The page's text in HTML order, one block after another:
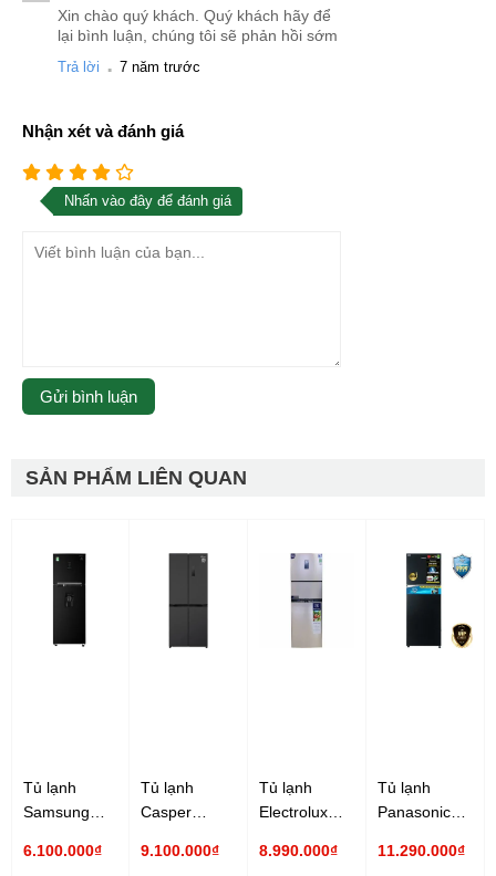
Xin chào quý khách. Quý khách hãy để
lại bình luận, chúng tôi sẽ phản hồi sớm
Trả lời . 7 năm trước
Nhận xét và đánh giá
Nhấn vào đây để đánh giá
SẢN PHẨM LIÊN QUAN
Tủ lạnh
Samsung
lít
6.100.000₫
Tủ lạnh
Casper
lít RM-430PB
9.100.000₫
Tủ lạnh
Electrolux
lít
8.990.000₫
Tủ lạnh
Panasonic
lít NR-
11.290.000₫